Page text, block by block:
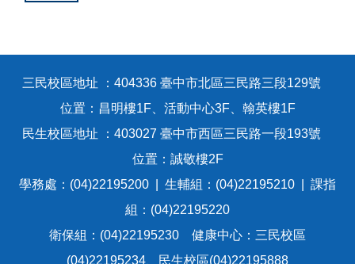
三民校區地址 ：404336 臺中市北區三民路三段129號
位置：昌明樓1F、活動中心3F、翰英樓1F
民生校區地址 ：403027 臺中市西區三民路一段193號
位置：誠敬樓2F
學務處：(04)22195200 | 生輔組：(04)22195210 | 課指
組：(04)22195220
衛保組：(04)22195230 健康中心：三民校區
(04)22195234、民生校區(04)22195888